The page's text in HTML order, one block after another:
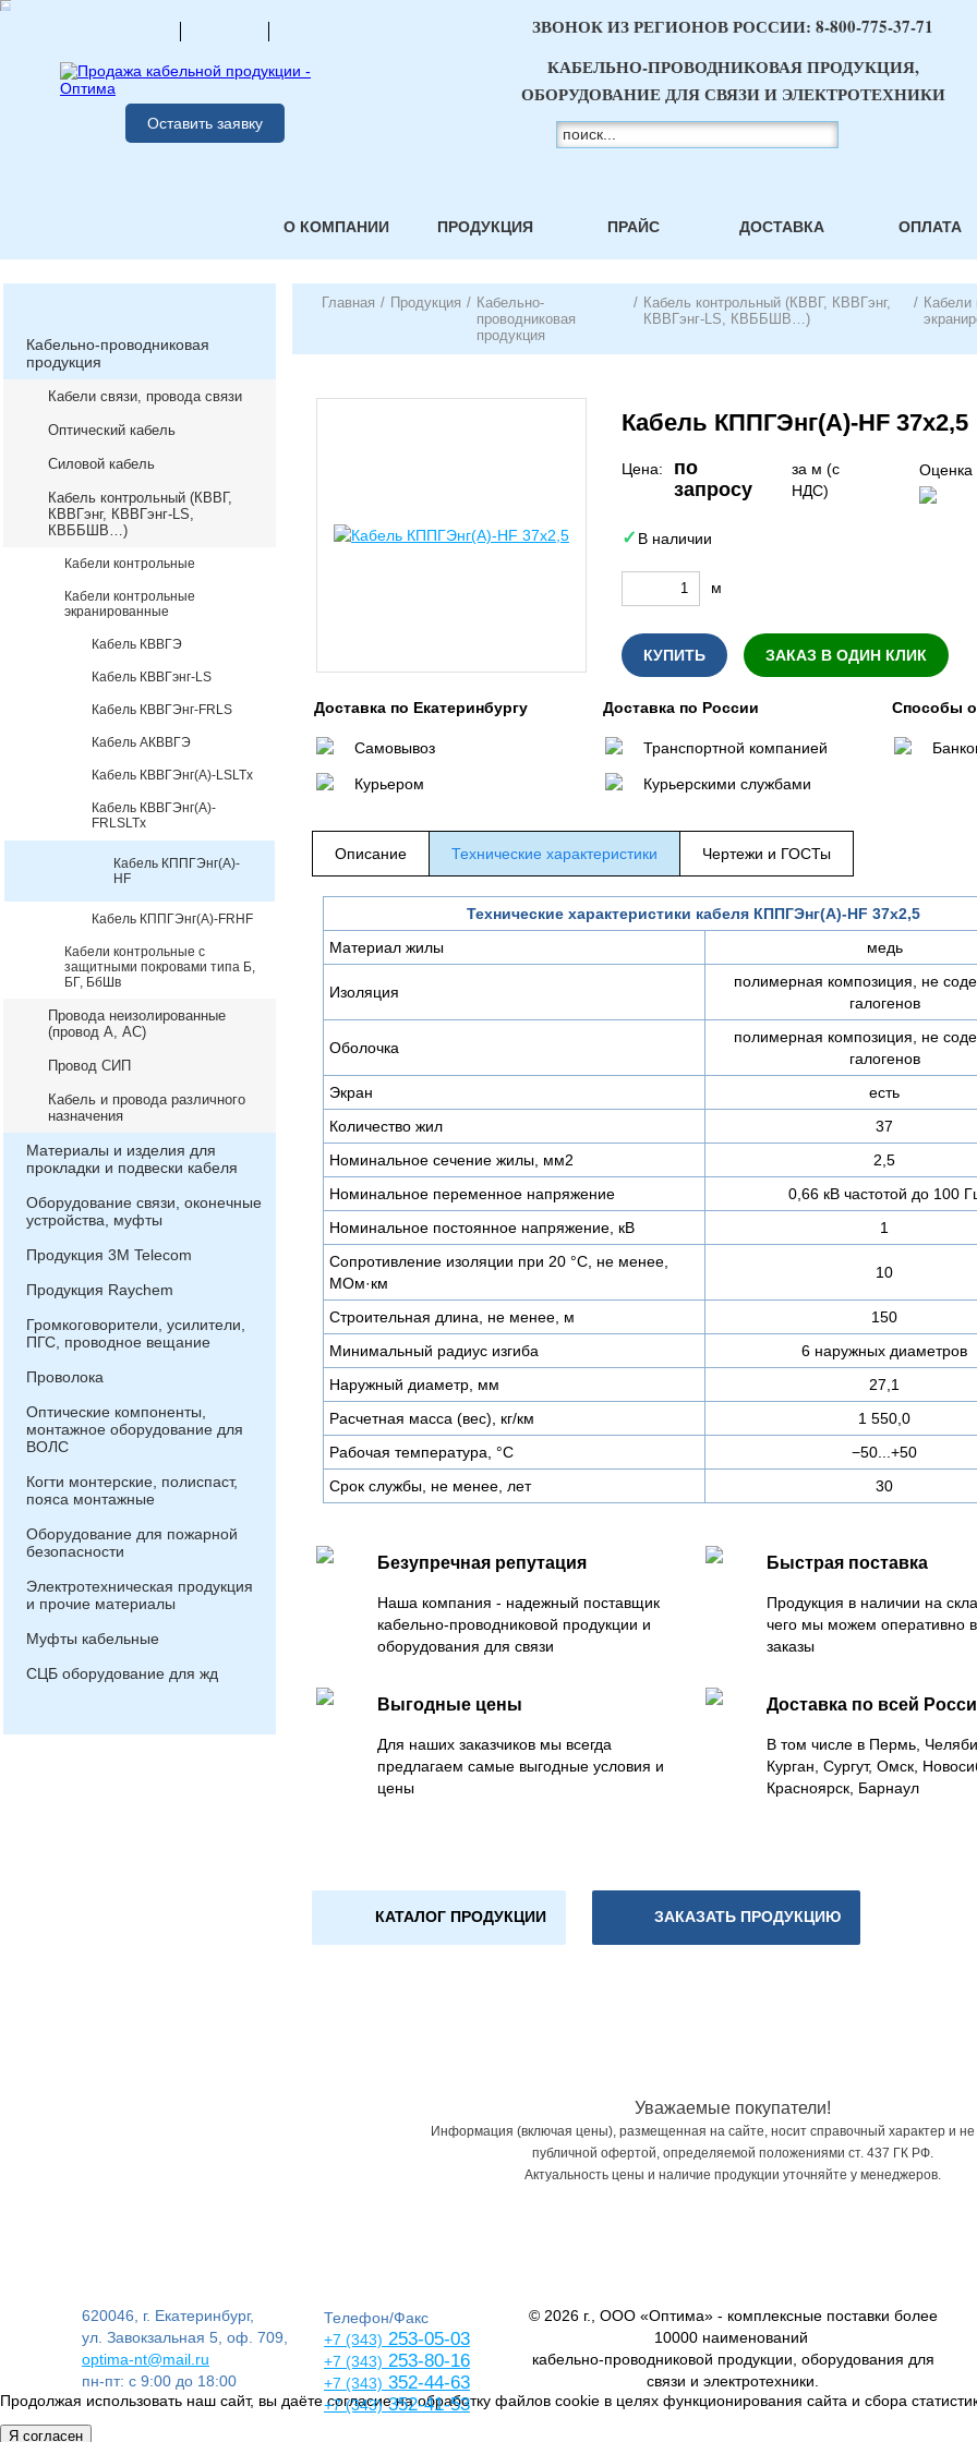
Оставить заявку
ЗВОНОК ИЗ РЕГИОНОВ РОССИИ: 8-800-775-37-71
КАБЕЛЬНО-ПРОВОДНИКОВАЯ ПРОДУКЦИЯ,
ОБОРУДОВАНИЕ ДЛЯ СВЯЗИ И ЭЛЕКТРОТЕХНИКИ
О КОМПАНИИ ПРОДУКЦИЯ ПРАЙС ДОСТАВКА ОПЛАТА
Кабельно-проводниковая
продукция
Кабели связи, провода связи
Оптический кабель
Силовой кабель
Кабель контрольный (КВВГ,
КВВГэнг, КВВГэнг-LS,
КВББШВ…)
Кабели контрольные
Кабели контрольные
экранированные
Кабель КВВГЭ
Кабель КВВГэнг-LS
Кабель КВВГЭнг-FRLS
Кабель АКВВГЭ
Кабель КВВГЭнг(А)-LSLTx
Кабель КВВГЭнг(А)-
FRLSLTx
Кабель КППГЭнг(А)-
HF
Кабель КППГЭнг(А)-FRHF
Кабели контрольные с
защитными покровами типа Б,
БГ, БбШв
Провода неизолированные
(провод А, АС)
Провод СИП
Кабель и провода различного
назначения
Материалы и изделия для
прокладки и подвески кабеля
Оборудование связи, оконечные
устройства, муфты
Продукция 3М Telecom
Продукция Raychem
Громкоговорители, усилители,
ПГС, проводное вещание
Проволока
Оптические компоненты,
монтажное оборудование для
ВОЛС
Когти монтерские, полиспаст,
пояса монтажные
Оборудование для пожарной
безопасности
Электротехническая продукция
и прочие материалы
Муфты кабельные
СЦБ оборудование для жд
Главная / Продукция / Кабельно-
проводниковая
продукция
/ Кабель контрольный (КВВГ, КВВГэнг,
КВВГэнг-LS, КВББШВ…)
/ Кабели
Кабель КППГЭнг(A)-HF 37х2,5
Цена:
по
запросу
за м (с
НДС)
Оценка
В наличии
м
КУПИТЬ ЗАКАЗ В ОДИН КЛИК
Доставка по Екатеринбургу
Самовывоз
Курьером
Доставка по России
Транспортной компанией
Курьерскими службами
Способы
Описание Технические характеристики Чертежи и ГОСТы
Технические характеристики кабеля КППГЭнг(A)-HF 37х2,5
Материал жилы
медь
Изоляция
полимерная композиция, не
галогенов
Оболочка
полимерная композиция, не
галогенов
Экран
есть
Количество жил
37
Номинальное сечение жилы, мм2
2,5
Номинальное переменное напряжение
0,66 кВ частотой до 100
Номинальное постоянное напряжение, кВ
1
Сопротивление изоляции при 20 °С, не менее,
МОм·км
10
Строительная длина, не менее, м
150
Минимальный радиус изгиба
6 наружных диаметров
Наружный диаметр, мм
27,1
Расчетная масса (вес), кг/км
1 550,0
Рабочая температура, °C
−50...+50
Срок службы, не менее, лет
30
Безупречная репутация
Наша компания - надежный поставщик
кабельно-проводниковой продукции и
оборудования для связи
Быстрая поставка
Продукция в наличии на
чего мы можем оперативно
заказы
Выгодные цены
Для наших заказчиков мы всегда
предлагаем самые выгодные условия и
цены
Доставка по всей
В том числе в Пермь,
Курган, Сургут, Омск,
Красноярск, Барнаул
КАТАЛОГ ПРОДУКЦИИ ЗАКАЗАТЬ ПРОДУКЦИЮ
Уважаемые покупатели!
Информация (включая цены), размещенная на сайте, носит справочный характер и не
публичной офертой, определяемой положениями ст. 437 ГК РФ.
Актуальность цены и наличие продукции уточняйте у менеджеров.
620046, г. Екатеринбург,
ул. Завокзальная 5, оф. 709,
optima-nt@mail.ru
пн-пт: с 9:00 до 18:00
Телефон/Факс
+7 (343) 253-05-03
+7 (343) 253-80-16
+7 (343) 352-44-63
+7 (343)352-41-53
© 2026 г., ООО «Оптима» - комплексные поставки более
10000 наименований
кабельно-проводниковой продукции, оборудования для
связи и электротехники.
Продолжая использовать наш сайт, вы даёте согласие на обработку файлов cookie в целях функционирования сайта и сбора
Я согласен